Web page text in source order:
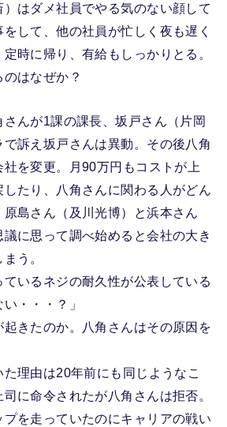
はダメ社員でやる気のない顔して
して、他の社員が忙しく夜も遅く
時に帰り、有給もしっかりとる。
はなぜか？
んが1課の課長、坂戸さん（片岡
訴え坂戸さんは異動。その後八角
社を変更。月90万円もコストが上
たり、八角さんに関わる人がどん
島さん（及川光博）と浜本さん
議に思って調べ始めると会社の大き
う。
ているネジの耐久性が公表している
・・・？」
起きたのか。八角さんはその原因を
理由は20年前にも同じようなこ
に命令されたが八角さんは拒否。
を走っていたのにキャリアの戦い